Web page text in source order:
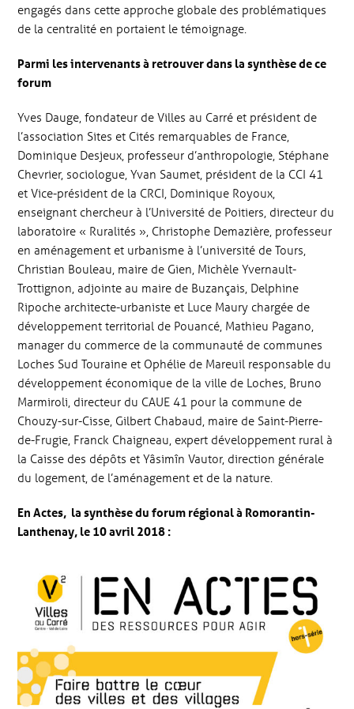
engagés dans cette approche globale des problématiques
de la centralité en portaient le témoignage.
Parmi les intervenants à retrouver dans la synthèse de ce
forum
Yves Dauge, fondateur de Villes au Carré et président de
l’association Sites et Cités remarquables de France,
Dominique Desjeux, professeur d’anthropologie, Stéphane
Chevrier, sociologue, Yvan Saumet, président de la CCI 41
et Vice-président de la CRCI, Dominique Royoux,
enseignant chercheur à l’Université de Poitiers, directeur du
laboratoire « Ruralités », Christophe Demazière, professeur
en aménagement et urbanisme à l’université de Tours,
Christian Bouleau, maire de Gien, Michèle Yvernault-
Trottignon, adjointe au maire de Buzançais, Delphine
Ripoche architecte-urbaniste et Luce Maury chargée de
développement territorial de Pouancé, Mathieu Pagano,
manager du commerce de la communauté de communes
Loches Sud Touraine et Ophélie de Mareuil responsable du
développement économique de la ville de Loches, Bruno
Marmiroli, directeur du CAUE 41 pour la commune de
Chouzy-sur-Cisse, Gilbert Chabaud, maire de Saint-Pierre-
de-Frugie, Franck Chaigneau, expert développement rural à
la Caisse des dépôts et Yâsimîn Vautor, direction générale
du logement, de l’aménagement et de la nature.
En Actes, la synthèse du forum régional à Romorantin-
Lanthenay, le 10 avril 2018 :